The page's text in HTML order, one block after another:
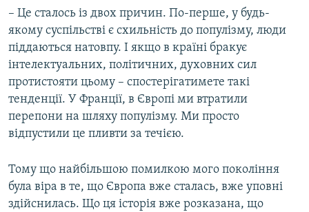
– Це сталось із двох причин. По-перше, у будь-
якому суспільстві є схильність до популізму, люди
піддаються натовпу. І якщо в країні бракує
інтелектуальних, політичних, духовних сил
протистояти цьому – спостерігатимете такі
тенденції. У Франції, в Європі ми втратили
перепони на шляху популізму. Ми просто
відпустили це пливти за течією.
Тому що найбільшою помилкою мого покоління
була віра в те, що Європа вже сталась, вже уповні
здійснилась. Що ця історія вже розказана, що